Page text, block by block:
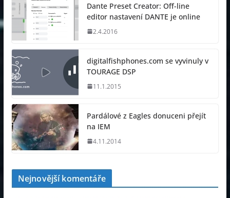
Dante Preset Creator: Off-line
editor nastavení DANTE je online
2.4.2016
digitalfishphones.com se vyvinuly v
TOURAGE DSP
11.1.2015
Pardálové z Eagles donuceni přejít
na IEM
4.11.2014
Nejnovější komentáře